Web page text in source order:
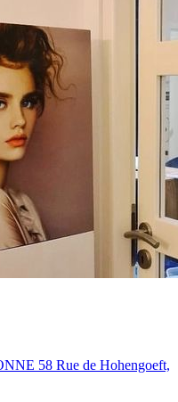
58 Rue de Hohengoeft,